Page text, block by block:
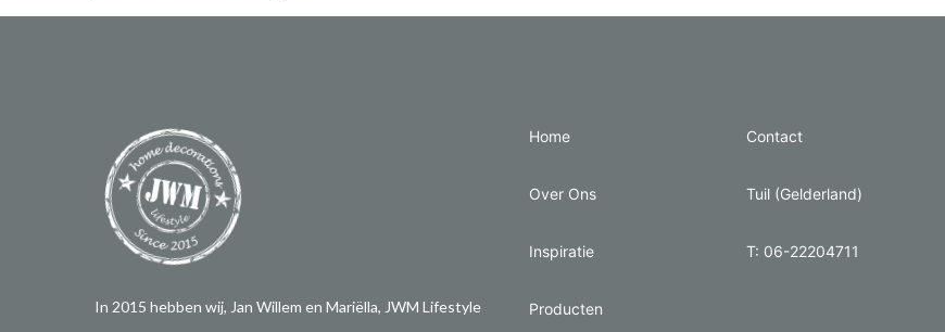
In 2015 hebben wij, Jan Willem en Mariëlla, JWM Lifestyle
Home
Over Ons
Inspiratie
Producten
Contact
Tuil (Gelderland)
T: 06-22204711